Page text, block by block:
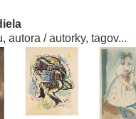
autora / autorky, tagov...